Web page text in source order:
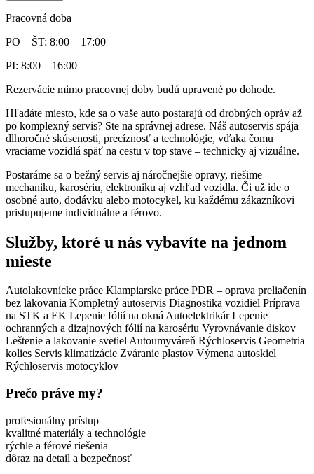
Pracovná doba
PO – ŠT: 8:00 – 17:00
PI: 8:00 – 16:00
Rezervácie mimo pracovnej doby budú upravené po dohode.
Hľadáte miesto, kde sa o vaše auto postarajú od drobných opráv až
po komplexný servis? Ste na správnej adrese. Náš autoservis spája
dlhoročné skúsenosti, precíznosť a technológie, vďaka čomu
vraciame vozidlá späť na cestu v top stave – technicky aj vizuálne.
Postaráme sa o bežný servis aj náročnejšie opravy, riešime
mechaniku, karosériu, elektroniku aj vzhľad vozidla. Či už ide o
osobné auto, dodávku alebo motocykel, ku každému zákazníkovi
pristupujeme individuálne a férovo.
Služby, ktoré u nás vybavíte na jednom
mieste
Autolakovnícke práce Klampiarske práce PDR – oprava preliačenín
bez lakovania Kompletný autoservis Diagnostika vozidiel Príprava
na STK a EK Lepenie fólií na oknáAutoelektrikár Lepenie
ochranných a dizajnových fólií na karosériu Vyrovnávanie diskov
Leštenie a lakovanie svetielAutoumyváreň Rýchloservis Geometria
kolies Servis klimatizácie Zváranie plastov Výmena autoskiel
Rýchloservis motocyklov
Prečo práve my?
profesionálny prístup
kvalitné materiály a technológie
rýchle a férové riešenia
dôraz na detail a bezpečnosť